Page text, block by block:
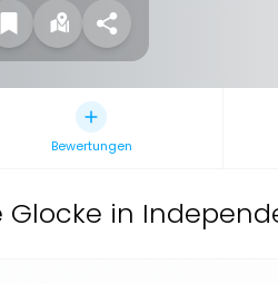
Bewertungen
Glocke in